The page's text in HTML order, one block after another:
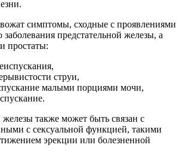
симптомы, сходные с проявлениями
заболевания предстательной железы, а
простаты:
струи,
малыми порциями мочи,
железы также может быть связан с
с сексуальной функцией, такими
эрекции или болезненной